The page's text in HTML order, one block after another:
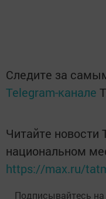
Следите за
Telegram-канале
Читайте новости
национальном
https://max.ru/
Подписывайтесь на